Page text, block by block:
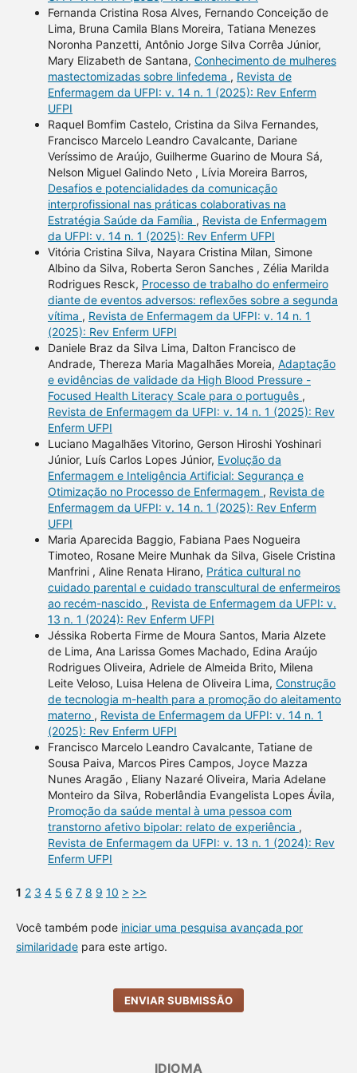
Fernanda Cristina Rosa Alves, Fernando Conceição de
Lima, Bruna Camila Blans Moreira, Tatiana Menezes
Noronha Panzetti, Antônio Jorge Silva Corrêa Júnior,
Mary Elizabeth de Santana, Conhecimento de mulheres
mastectomizadas sobre linfedema , Revista de
Enfermagem da UFPI: v. 14 n. 1 (2025): Rev Enferm
UFPI
Raquel Bomfim Castelo, Cristina da Silva Fernandes,
Francisco Marcelo Leandro Cavalcante, Dariane
Veríssimo de Araújo, Guilherme Guarino de Moura Sá,
Nelson Miguel Galindo Neto , Lívia Moreira Barros,
Desafios e potencialidades da comunicação
interprofissional nas práticas colaborativas na
Estratégia Saúde da Família , Revista de Enfermagem
da UFPI: v. 14 n. 1 (2025): Rev Enferm UFPI
Vitória Cristina Silva, Nayara Cristina Milan, Simone
Albino da Silva, Roberta Seron Sanches , Zélia Marilda
Rodrigues Resck, Processo de trabalho do enfermeiro
diante de eventos adversos: reflexões sobre a segunda
vítima , Revista de Enfermagem da UFPI: v. 14 n. 1
(2025): Rev Enferm UFPI
Daniele Braz da Silva Lima, Dalton Francisco de
Andrade, Thereza Maria Magalhães Moreia, Adaptação
e evidências de validade da High Blood Pressure -
Focused Health Literacy Scale para o português ,
Revista de Enfermagem da UFPI: v. 14 n. 1 (2025): Rev
Enferm UFPI
Luciano Magalhães Vitorino, Gerson Hiroshi Yoshinari
Júnior, Luís Carlos Lopes Júnior, Evolução da
Enfermagem e Inteligência Artificial: Segurança e
Otimização no Processo de Enfermagem , Revista de
Enfermagem da UFPI: v. 14 n. 1 (2025): Rev Enferm
UFPI
Maria Aparecida Baggio, Fabiana Paes Nogueira
Timoteo, Rosane Meire Munhak da Silva, Gisele Cristina
Manfrini , Aline Renata Hirano, Prática cultural no
cuidado parental e cuidado transcultural de enfermeiros
ao recém-nascido , Revista de Enfermagem da UFPI: v.
13 n. 1 (2024): Rev Enferm UFPI
Jéssika Roberta Firme de Moura Santos, Maria Alzete
de Lima, Ana Larissa Gomes Machado, Edina Araújo
Rodrigues Oliveira, Adriele de Almeida Brito, Milena
Leite Veloso, Luisa Helena de Oliveira Lima, Construção
de tecnologia m-health para a promoção do aleitamento
materno , Revista de Enfermagem da UFPI: v. 14 n. 1
(2025): Rev Enferm UFPI
Francisco Marcelo Leandro Cavalcante, Tatiane de
Sousa Paiva, Marcos Pires Campos, Joyce Mazza
Nunes Aragão , Eliany Nazaré Oliveira, Maria Adelane
Monteiro da Silva, Roberlândia Evangelista Lopes Ávila,
Promoção da saúde mental à uma pessoa com
transtorno afetivo bipolar: relato de experiência ,
Revista de Enfermagem da UFPI: v. 13 n. 1 (2024): Rev
Enferm UFPI
1 2 3 4 5 6 7 8 9 10 > >>
Você também pode iniciar uma pesquisa avançada por
similaridadepara este artigo.
ENVIAR SUBMISSÃO
IDIOMA